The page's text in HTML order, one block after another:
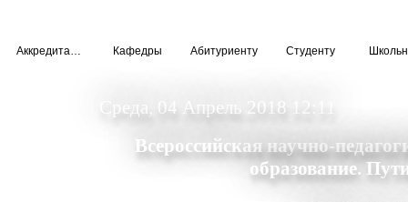
Кафедры Абитуриенту Студенту
Среда, 04 Апрель 2018 12:11
Всероссийская научно-
образование.